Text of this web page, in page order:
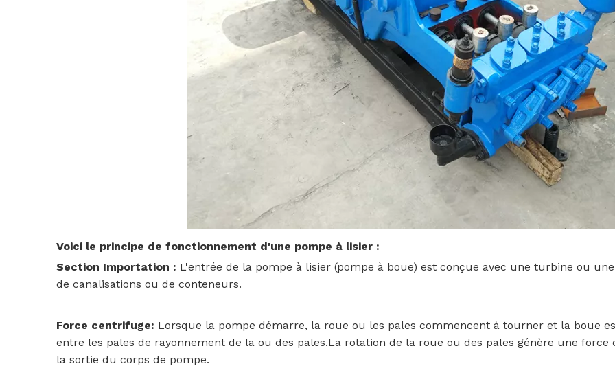
Voici le principe de fonctionnement d'une pompe à lisier :
Section Importation : L'entrée de la pompe à lisier (pompe à boue) est conçue avec une turbine ou
de canalisations ou de conteneurs.
Force centrifuge: Lorsque la pompe démarre, la roue ou les pales commencent à tourner et la boue
entre les pales de rayonnement de la ou des pales.La rotation de la roue ou des pales génère une
la sortie du corps de pompe.